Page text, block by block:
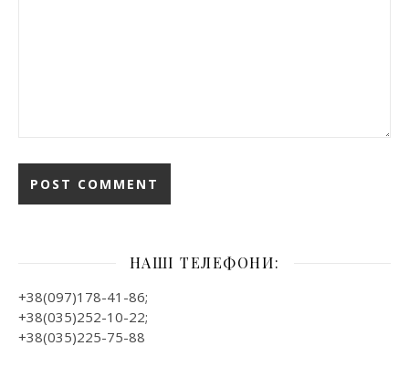
НАШІ ТЕЛЕФОНИ:
+38(097)178-41-86;
+38(035)252-10-22;
+38(035)225-75-88